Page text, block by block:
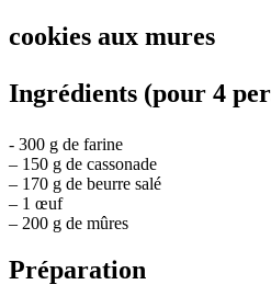
cookies aux mures
Ingrédients (pour 4
- 300 g de farine
– 150 g de cassonade
– 170 g de beurre salé
– 1 œuf
– 200 g de mûres
Préparation